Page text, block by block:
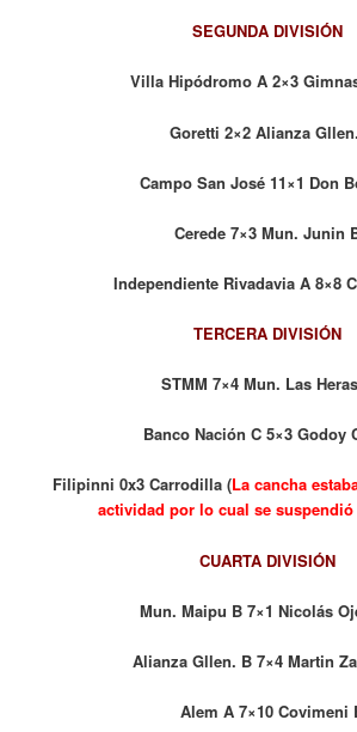
SEGUNDA DIVISIÓN
Villa Hipódromo A 2×3
Goretti 2×2 Alianza
Campo San José 11×1 Don
Cerede 7×3 Mun. Junin
Independiente Rivadavia A 8×8
TERCERA DIVISIÓN
STMM 7×4 Mun. Las
Banco Nación C 5×3 Godoy
Filipinni 0x3 Carrodilla (La cancha
actividad por lo cual se
CUARTA DIVISIÓN
Mun. Maipu B 7×1 Nicolás
Alianza Gllen. B 7×4 Martin
Alem A 7×10 Covimeni